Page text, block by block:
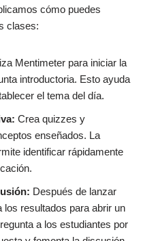
cómo puedes
clases:
Mentimeter para iniciar la
introductoria. Esto ayuda
el tema del día.
Crea quizzes y
enseñados. La
identificar rápidamente
Después de lanzar
los resultados para abrir un
a los estudiantes por